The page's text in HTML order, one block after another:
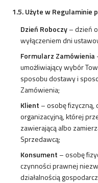
1.5. Użyte w Regulaminie
Dzień Roboczy– dzień
wyłączeniem dni
Formularz Zamówienia
umożliwiający wybór
sposobu dostawy i
Zamówienia;
Klient – osobę fizyczną,
organizacyjną, której
zawierającą albo
Sprzedawcą;
Konsument – osobę
czynności prawnej
działalnością